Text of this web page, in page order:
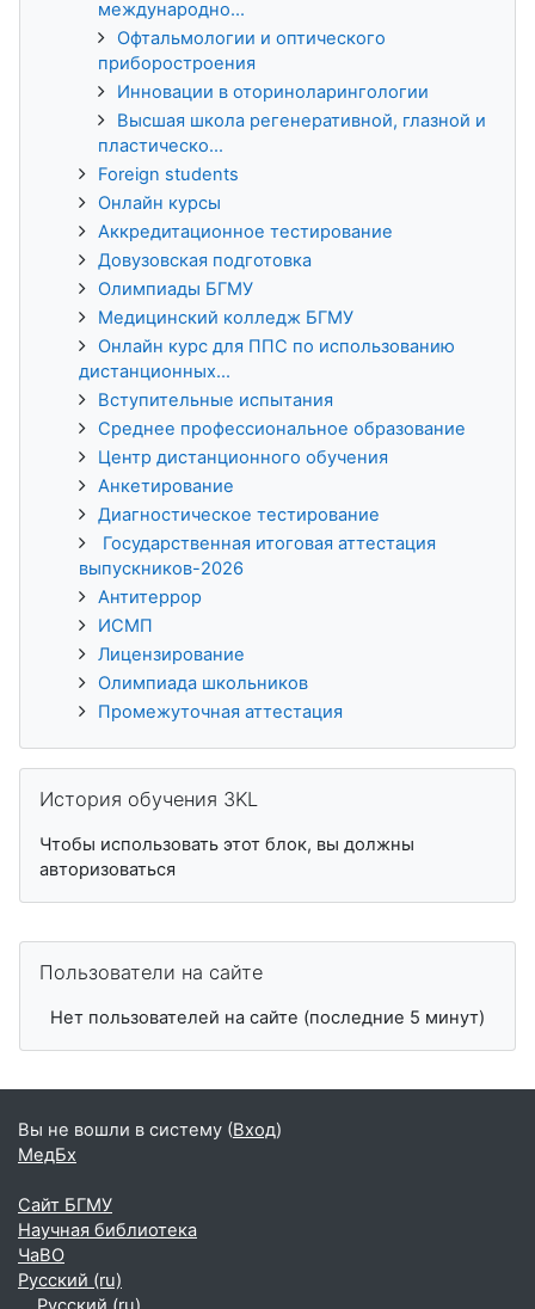
международно...
Офтальмологии и оптического
приборостроения
Инновации в оториноларингологии
Высшая школа регенеративной, глазной и
пластическо...
Foreign students
Онлайн курсы
Аккредитационное тестирование
Довузовская подготовка
Олимпиады БГМУ
Медицинский колледж БГМУ
Онлайн курс для ППС по использованию
дистанционных...
Вступительные испытания
Среднее профессиональное образование
Центр дистанционного обучения
Анкетирование
Диагностическое тестирование
Государственная итоговая аттестация
выпускников-2026
Антитеррор
ИСМП
Лицензирование
Олимпиада школьников
Промежуточная аттестация
История обучения 3KL
Чтобы использовать этот блок, вы должны
авторизоваться
Пользователи на сайте
Нет пользователей на сайте (последние 5 минут)
Вы не вошли в систему (Вход)
МедБх
Сайт БГМУ
Научная библиотека
ЧаВО
Русский ‎(ru)‎